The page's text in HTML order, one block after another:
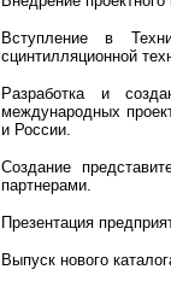
Вступление в
сцинтилляционной
Разработка и
международных
и России.
Создание
партнерами.
Презентация
Выпуск нового